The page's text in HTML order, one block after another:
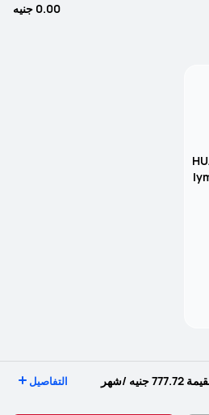
0.00 جنيه
777.72 جنيه /شهر
التفاصيل